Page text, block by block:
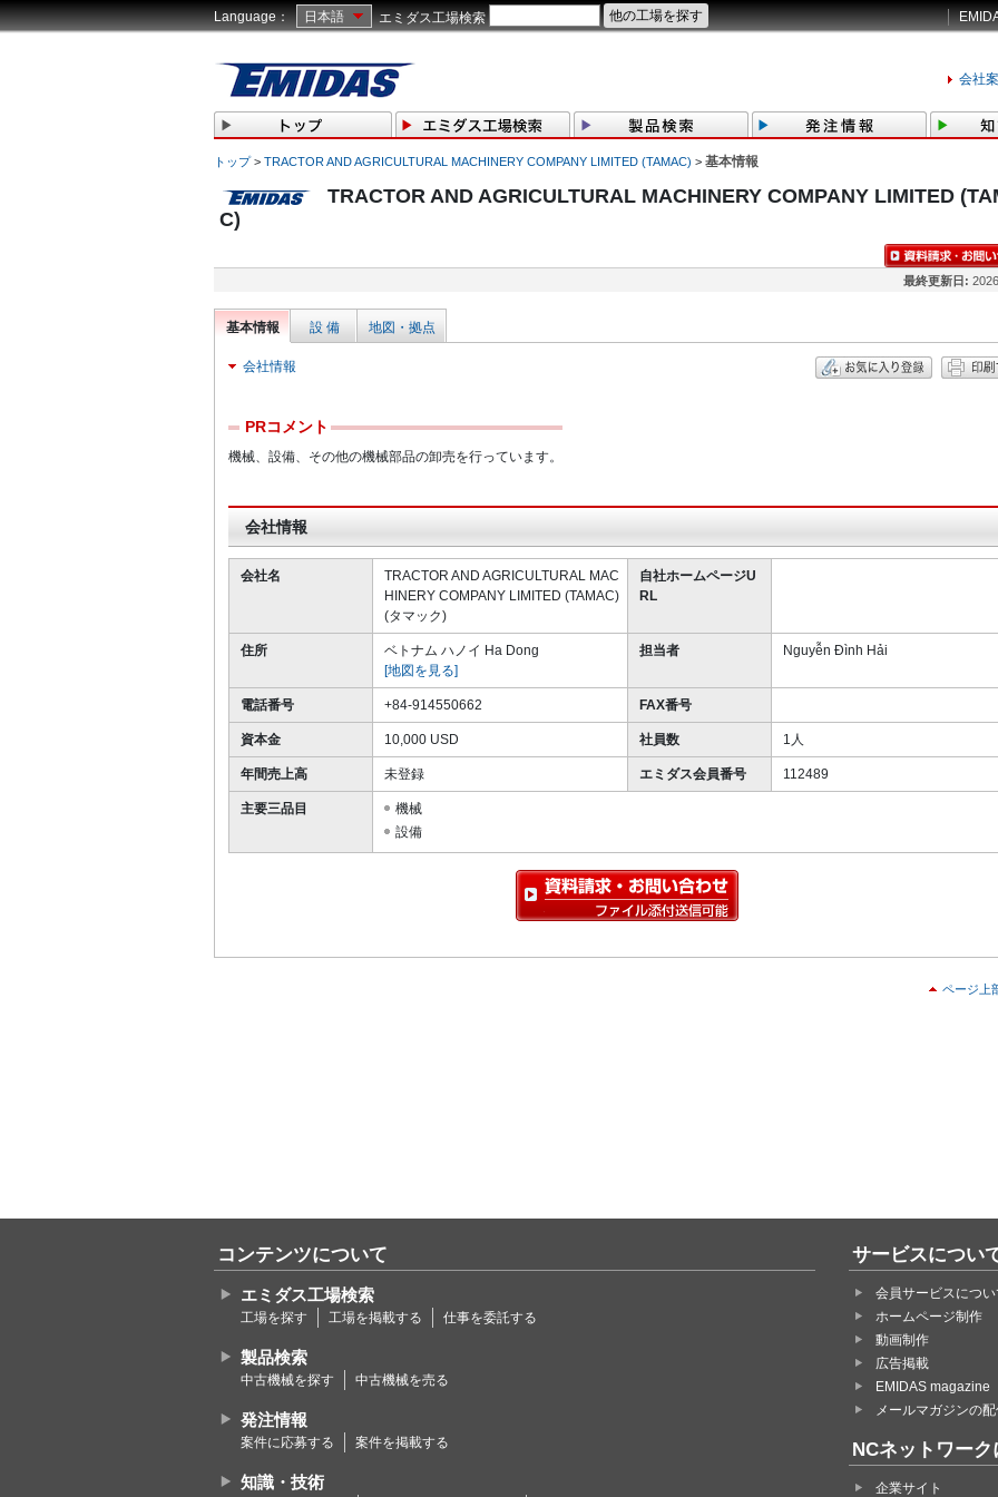
Language： 日本語 エミダス工場検索
会社
トップ> TRACTOR AND AGRICULTURAL MACHINERY COMPANY LIMITED (TAMAC) > 基本情報
TRACTOR AND AGRICULTURAL MACHINERY COMPANY LIMITED
C)
最終更新日:
基本情報 設 備 地図・拠点
会社情報
PRコメント
機械、設備、その他の機械部品の卸売を行っています。
会社情報
会社名
TRACTOR AND AGRICULTURAL MAC
HINERY COMPANY LIMITED (TAMAC)
(タマック)
自社ホームページU
RL
住所
ベトナム ハノイ Ha Dong
[地図を見る]
担当者 Nguyễn Đình Hải
電話番号 +84-914550662 FAX番号
資本金 10,000 USD 社員数 1人
年間売上高 未登録 エミダス会員番号 112489
主要三品目
機械
設備
ページ上
コンテンツについて
エミダス工場検索
工場を探す 工場を掲載する 仕事を委託する
製品検索
中古機械を探す 中古機械を売る
発注情報
案件に応募する 案件を掲載する
知識・技術
サービスについ
会員サービスにつ
ホームページ制作
動画制作
広告掲載
EMIDAS magazine
メールマガジンの
NCネットワーク
企業サイト